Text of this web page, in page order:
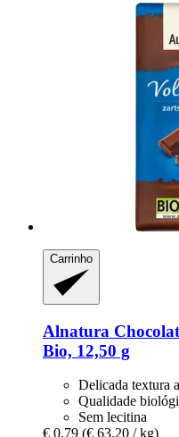
Carrinho
Alnatura
Bio, 12,50 g
Delicada textura
Qualidade
Sem lecitina
€ 0,79 (€ 63,20 / kg)